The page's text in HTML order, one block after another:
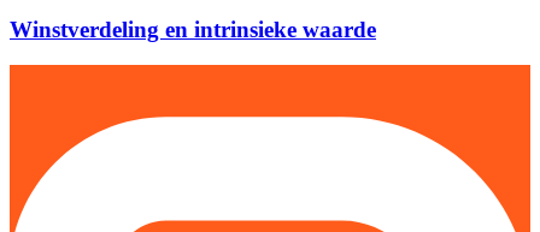
Winstverdeling en intrinsieke waarde